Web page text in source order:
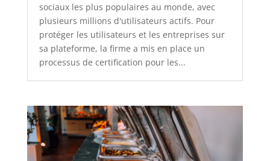
sociaux les plus populaires au monde, avec
plusieurs millions d'utilisateurs actifs. Pour
protéger les utilisateurs et les entreprises sur
sa plateforme, la firme a mis en place un
processus de certification pour les...